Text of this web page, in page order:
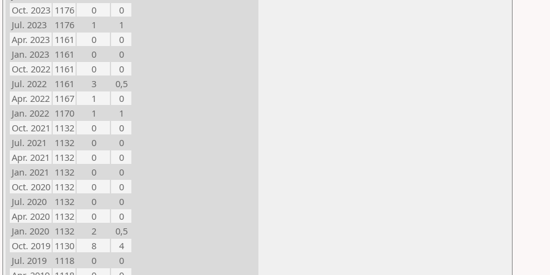
Oct. 2023 1176 0
0
Jul. 2023
1176 1
1
Apr. 2023 1161 0
0
Jan. 2023 1161 0
0
Oct. 2022 1161 0
0
Jul. 2022
1161 3
0,5
Apr. 2022 1167 1
0
Jan. 2022 1170 1
1
Oct. 2021 1132 0
0
Jul. 2021
1132 0
0
Apr. 2021 1132 0
0
Jan. 2021 1132 0
0
Oct. 2020 1132 0
0
Jul. 2020
1132 0
0
Apr. 2020 1132 0
0
Jan. 2020 1132 2
0,5
Oct. 2019 1130 8
4
Jul. 2019
1118 0
0